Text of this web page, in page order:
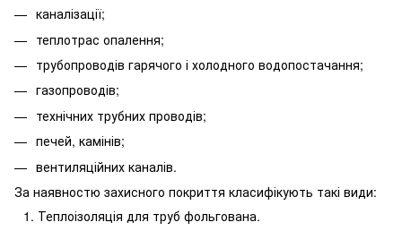
каналізації;
теплотрас опалення;
трубопроводів гарячого і холодного водопостачання;
газопроводів;
технічних трубних проводів;
печей, камінів;
вентиляційних каналів.
За наявностю захисного покриття класифікують такі види:
Теплоізоляція для труб фольгована.